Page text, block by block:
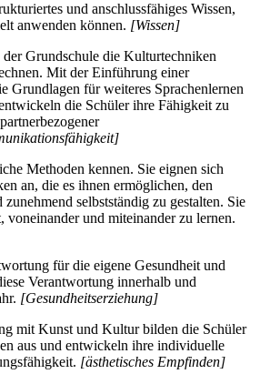
und anschlussfähiges Wissen,
anwenden können. [Wissen]
Grundschule die Kulturtechniken
Mit der Einführung einer
Grundlagen für weiteres Sprachenlernen
die Schüler ihre Fähigkeit zu
Methoden kennen. Sie eignen sich
an, die es ihnen ermöglichen, den
selbstständig zu gestalten. Sie
und miteinander zu lernen.
für die eigene Gesundheit und
Verantwortung innerhalb und
[Gesundheitserziehung]
mit Kunst und Kultur bilden die Schüler
aus und entwickeln ihre individuelle
[ästhetisches Empfinden]